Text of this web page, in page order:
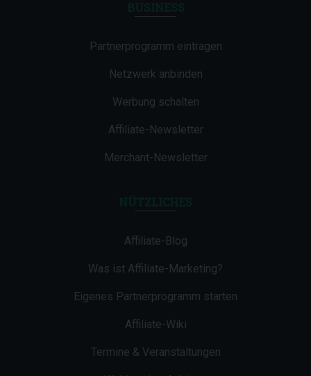
Partnerprogramm eintragen
Netzwerk anbinden
Werbung schalten
Affiliate-Newsletter
Merchant-Newsletter
Affiliate-Blog
Was ist Affiliate-Marketing?
Eigenes Partnerprogramm starten
Affiliate-Wiki
Termine & Veranstaltungen